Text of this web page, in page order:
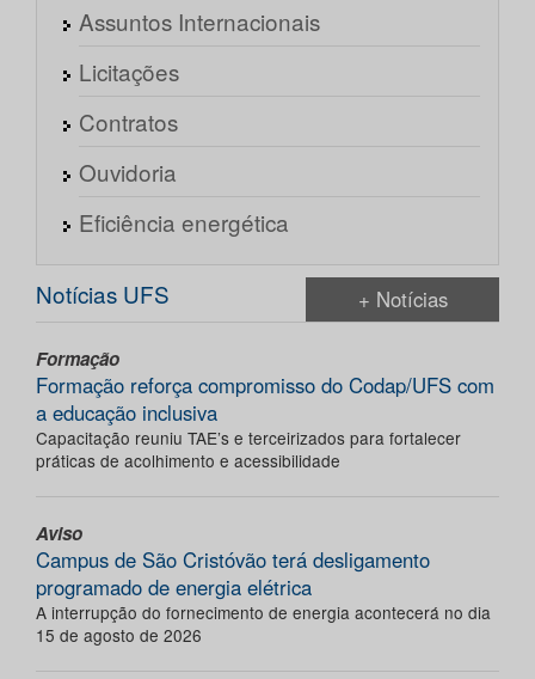
Assuntos Internacionais
Licitações
Contratos
Ouvidoria
Eficiência energética
Notícias UFS + Notícias
Formação
Formação reforça compromisso do Codap/UFS com
a educação inclusiva
Capacitação reuniu TAE’s e terceirizados para fortalecer
práticas de acolhimento e acessibilidade
Aviso
Campus de São Cristóvão terá desligamento
programado de energia elétrica
A interrupção do fornecimento de energia acontecerá no dia
15 de agosto de 2026